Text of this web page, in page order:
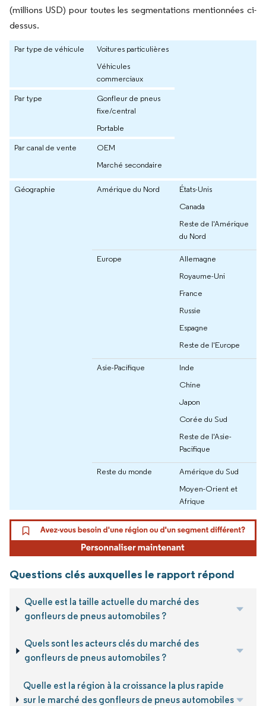
(millions USD) pour toutes les segmentations mentionnées ci-
dessus.
Par type de véhicule
Voitures particulières
Véhicules
commerciaux
Par type
Gonfleur de pneus
fixe/central
Portable
Par canal de vente
OEM
Marché secondaire
Géographie Amérique du Nord
États-Unis
Canada
Reste de l'Amérique
du Nord
Europe
Allemagne
Royaume-Uni
France
Russie
Espagne
Reste de l'Europe
Asie-Pacifique
Inde
Chine
Japon
Corée du Sud
Reste de l'Asie-
Pacifique
Reste du monde
Amérique du Sud
Moyen-Orient et
Afrique
Questions clés auxquelles le rapport répond
Quelle est la taille actuelle du marché des
gonfleurs de pneus automobiles ?
Quels sont les acteurs clés du marché des
gonfleurs de pneus automobiles ?
Quelle est la région à la croissance la plus rapide
sur le marché des gonfleurs de pneus automobiles